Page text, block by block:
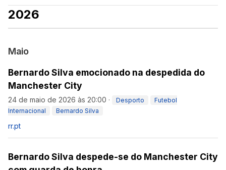
2026
Maio
Bernardo Silva emocionado na despedida do
Manchester City
24 de maio de 2026 às 20:00 · Desporto
Futebol
Internacional
Bernardo Silva
rr.pt
Bernardo Silva despede-se do Manchester City